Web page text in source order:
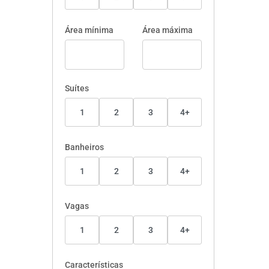
Área mínima Área máxima
Suítes
1 2 3 4+
Banheiros
1 2 3 4+
Vagas
1 2 3 4+
Características